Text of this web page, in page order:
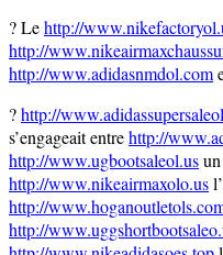
? Lehttp://
http://
http://www.adidasnmdol.com
?http://
s’engageait entrehttp://
http://www.ugbootsaleol.us
http://www.nikeairmaxolo.us
http://
http://